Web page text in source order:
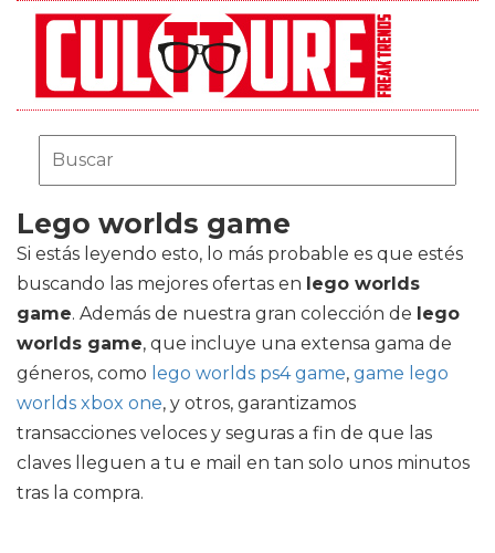
Lego worlds game
Si estás leyendo esto, lo más probable es que estés
buscando las mejores ofertas en lego worlds
game. Además de nuestra gran colección de lego
worlds game, que incluye una extensa gama de
géneros, como lego worlds ps4 game, game lego
worlds xbox one, y otros, garantizamos
transacciones veloces y seguras a fin de que las
claves lleguen a tu e mail en tan solo unos minutos
tras la compra.